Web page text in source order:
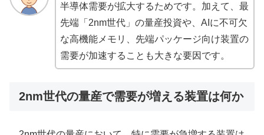
半導体需要が拡大するためです。加えて、最
先端「2nm世代」の量産投資や、AIに不可欠
な高機能メモリ、先端パッケージ向け装置の
需要が加速することも大きな要因です。
2nm世代の量産で需要が増える装置は何か